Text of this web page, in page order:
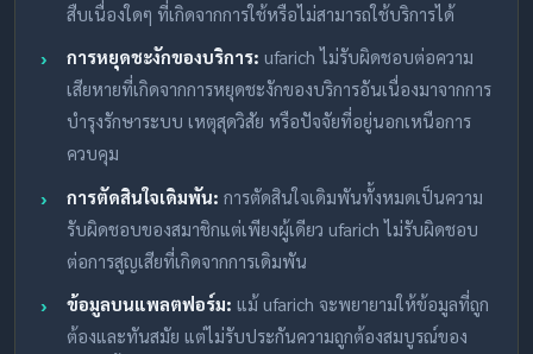
สืบเนื่องใดๆ ที่เกิดจากการใช้หรือไม่สามารถใช้บริการได้
การหยุดชะงักของบริการ: ufarich ไม่รับผิดชอบต่อความ
เสียหายที่เกิดจากการหยุดชะงักของบริการอันเนื่องมาจากการ
บำรุงรักษาระบบ เหตุสุดวิสัย หรือปัจจัยที่อยู่นอกเหนือการ
ควบคุม
การตัดสินใจเดิมพัน: การตัดสินใจเดิมพันทั้งหมดเป็นความ
รับผิดชอบของสมาชิกแต่เพียงผู้เดียว ufarich ไม่รับผิดชอบ
ต่อการสูญเสียที่เกิดจากการเดิมพัน
ข้อมูลบนแพลตฟอร์ม: แม้ ufarich จะพยายามให้ข้อมูลที่ถูก
ต้องและทันสมัย แต่ไม่รับประกันความถูกต้องสมบูรณ์ของ